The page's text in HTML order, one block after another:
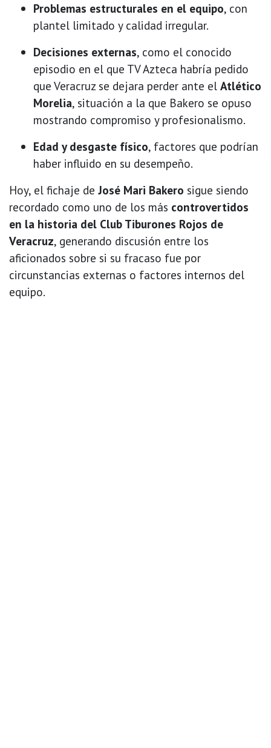
Problemas estructurales en el equipo, con
plantel limitado y calidad irregular.
Decisiones externas, como el conocido
episodio en el que TV Azteca habría pedido
que Veracruz se dejara perder ante el Atlético
Morelia, situación a la que Bakero se opuso
mostrando compromiso y profesionalismo.
Edad y desgaste físico, factores que podrían
haber influido en su desempeño.
Hoy, el fichaje de José Mari Bakero sigue siendo
recordado como uno de los más controvertidos
en la historia del Club Tiburones Rojos de
Veracruz, generando discusión entre los
aficionados sobre si su fracaso fue por
circunstancias externas o factores internos del
equipo.